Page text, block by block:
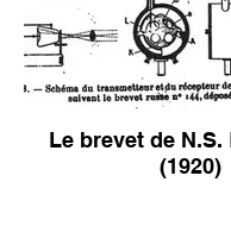
Le brevet de
(1920)